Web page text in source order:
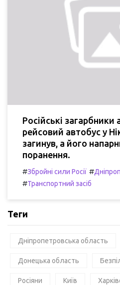
Російські загарбники
рейсовий автобус у
загинув, а його
поранення.
#Збройні сили Росії #
#Транспортний засіб
Теги
Дніпропетровська область
Донецька область
Росіяни Київ